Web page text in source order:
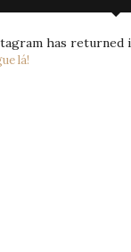
has returned
lá!